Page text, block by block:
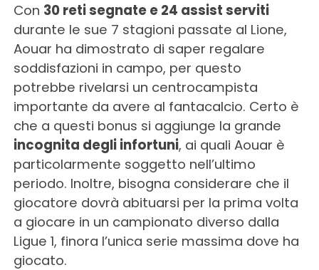
Con 30 reti segnate e 24 assist serviti
durante le sue 7 stagioni passate al Lione,
Aouar ha dimostrato di saper regalare
soddisfazioni in campo, per questo
potrebbe rivelarsi un centrocampista
importante da avere al fantacalcio. Certo è
che a questi bonus si aggiunge la grande
incognita degli infortuni, ai quali Aouar è
particolarmente soggetto nell’ultimo
periodo. Inoltre, bisogna considerare che il
giocatore dovrà abituarsi per la prima volta
a giocare in un campionato diverso dalla
Ligue 1, finora l’unica serie massima dove ha
giocato.